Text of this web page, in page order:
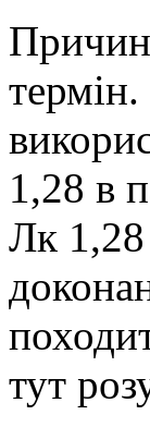
1,28 в
Лк 1,28
тут